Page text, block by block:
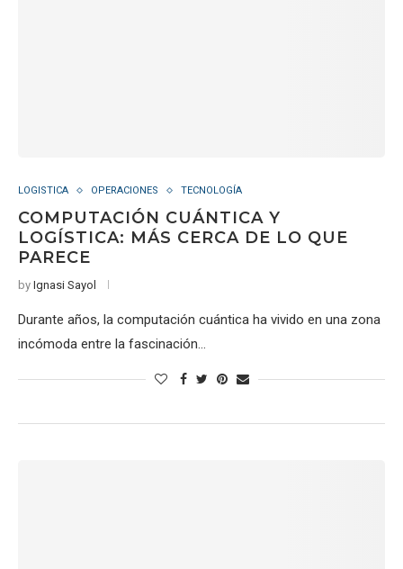
LOGISTICA OPERACIONES TECNOLOGÍA
COMPUTACIÓN CUÁNTICA Y
LOGÍSTICA: MÁS CERCA DE LO QUE
PARECE
by Ignasi Sayol
Durante años, la computación cuántica ha vivido en una zona
incómoda entre la fascinación…